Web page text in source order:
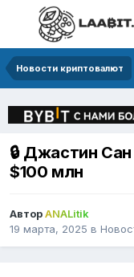
Новости криптовалют
🔒 Джастин Сан
$100 млн
АвторANALitik
19 марта, 2025 в